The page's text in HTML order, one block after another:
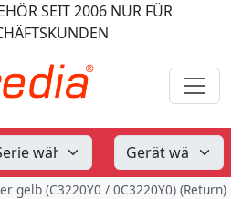
SEIT 2006 NUR FÜR
gelb (C3220Y0 / 0C3220Y0) (Return)